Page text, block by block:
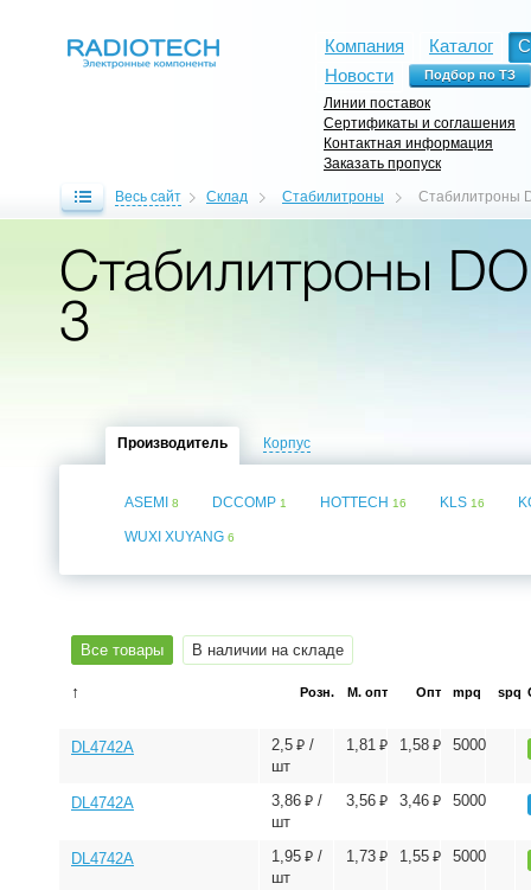
Компания Каталог
Новости
Линии поставок
Сертификаты и соглашения
Контактная информация
Заказать пропуск
Весь сайт Склад Стабилитроны Стабилитроны
Стабилитроны
3
Производитель Корпус
ASEMI 8 DCCOMP 1 HOTTECH 16 KLS 16
WUXI XUYANG 6
Все товары В наличии на складе
↑ Розн. М. опт Опт mpq spq
DL4742A 2,5 ⃏ /
шт
1,81 ⃏ 1,58 ⃏ 5000
DL4742A 3,86 ⃏ /
шт
3,56 ⃏ 3,46 ⃏ 5000
DL4742A 1,95 ⃏ /
шт
1,73 ⃏ 1,55 ⃏ 5000